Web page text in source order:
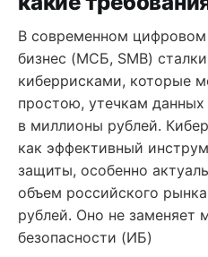
В современном
бизнес (МСБ, SMB)
киберрисками, которые
простою, утечкам
в миллионы рублей.
как эффективный
защиты, особенно
объем российского
рублей. Оно не
безопасности (ИБ)